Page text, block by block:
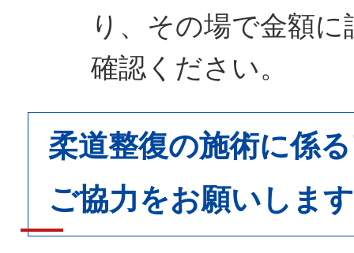
り、その場で金額
確認ください。
柔道整復の施術に係
ご協力をお願いします